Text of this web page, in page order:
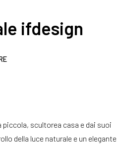
ifdesign
scultorea casa e dai suoi
della luce naturale e un elegante